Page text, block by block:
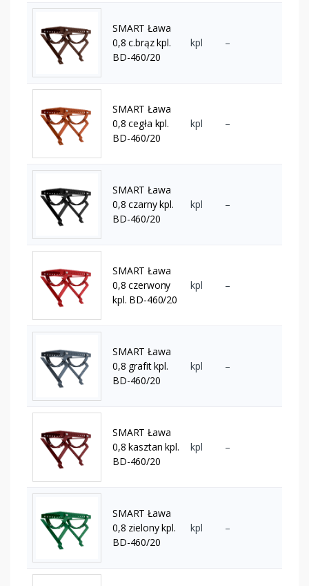
SMART Ława
0,8 c.brąz kpl.
BD-460/20
kpl –
SMART Ława
0,8 cegła kpl.
BD-460/20
kpl –
SMART Ława
0,8 czarny kpl.
BD-460/20
kpl –
SMART Ława
0,8 czerwony
kpl. BD-460/20
kpl –
SMART Ława
0,8 grafit kpl.
BD-460/20
kpl –
SMART Ława
0,8 kasztan kpl.
BD-460/20
kpl –
SMART Ława
0,8 zielony kpl.
BD-460/20
kpl –